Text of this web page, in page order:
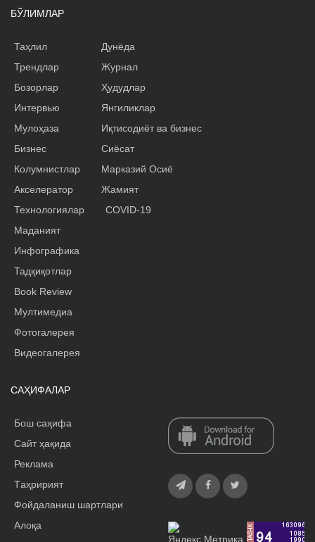
БЎЛИМЛАР
Таҳлил
Трендлар
Бозорлар
Интервью
Мулоҳаза
Бизнес
Колумнистлар
Акселератор
Дунёда
Журнал
Ҳудудлар
Янгиликлар
Иқтисодиёт ва бизнес
Сиёсат
Марказий Осиё
Жамият
Технологиялар
Маданият
Инфографика
Тадқиқотлар
Book Review
Мултимедиа
Фотогалерея
Видеогалерея
COVID-19
САҲИФАЛАР
Бош саҳифа
Сайт ҳақида
Реклама
Tаҳририят
Фойдаланиш шартлари
Алоқа